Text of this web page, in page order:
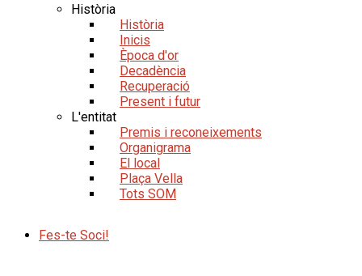
Història
Història
Inicis
Època d'or
Decadència
Recuperació
Present i futur
L'entitat
Premis i reconeixements
Organigrama
El local
Plaça Vella
Tots SOM
Fes-te Soci!